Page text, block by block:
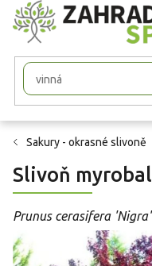
Přejít
na
obsah
Sakury - okrasné slivoně
Slivoň
Prunus cerasifera 'Nigra'